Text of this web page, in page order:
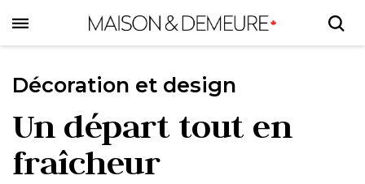
to
main
content
Décoration et design
Un départ tout en
fraîcheur